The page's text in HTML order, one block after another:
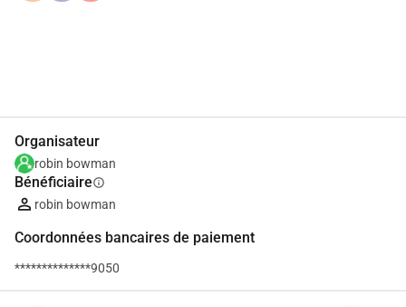
Organisateur
robin bowman
Bénéficiaireinfo
robin bowman
Coordonnées bancaires de paiement
**************9050